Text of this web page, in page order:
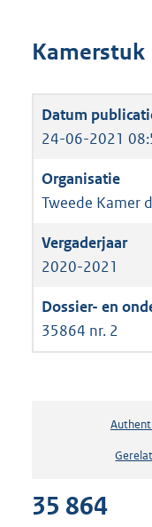
Kamerstuk
24-06-2021
Tweede Kamer
2020-2021
35864 nr. 2
35 864